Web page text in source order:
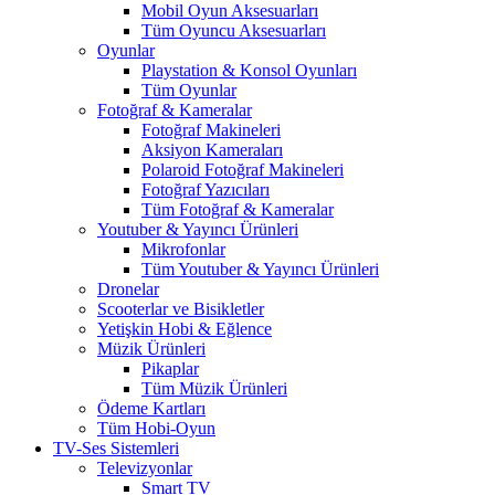
Mobil Oyun Aksesuarları
Tüm Oyuncu Aksesuarları
Oyunlar
Playstation & Konsol Oyunları
Tüm Oyunlar
Fotoğraf & Kameralar
Fotoğraf Makineleri
Aksiyon Kameraları
Polaroid Fotoğraf Makineleri
Fotoğraf Yazıcıları
Tüm Fotoğraf & Kameralar
Youtuber & Yayıncı Ürünleri
Mikrofonlar
Tüm Youtuber & Yayıncı Ürünleri
Dronelar
Scooterlar ve Bisikletler
Yetişkin Hobi & Eğlence
Müzik Ürünleri
Pikaplar
Tüm Müzik Ürünleri
Ödeme Kartları
Tüm Hobi-Oyun
TV-Ses Sistemleri
Televizyonlar
Smart TV